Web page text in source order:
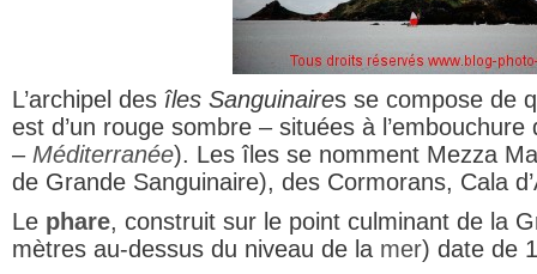
L’archipel des îles Sanguinaires se compose de
est d’un rouge sombre – situées à l’embouchure
– Méditerranée). Les îles se nomment Mezza
de Grande Sanguinaire), des Cormorans, Cala
Le phare, construit sur le point culminant de la
mètres au-dessus du niveau de la mer) date de